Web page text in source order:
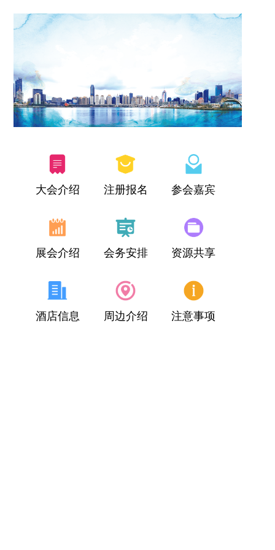
大会介绍 注册报名 参会嘉宾
展会介绍 会务安排 资源共享
酒店信息 周边介绍 注意事项